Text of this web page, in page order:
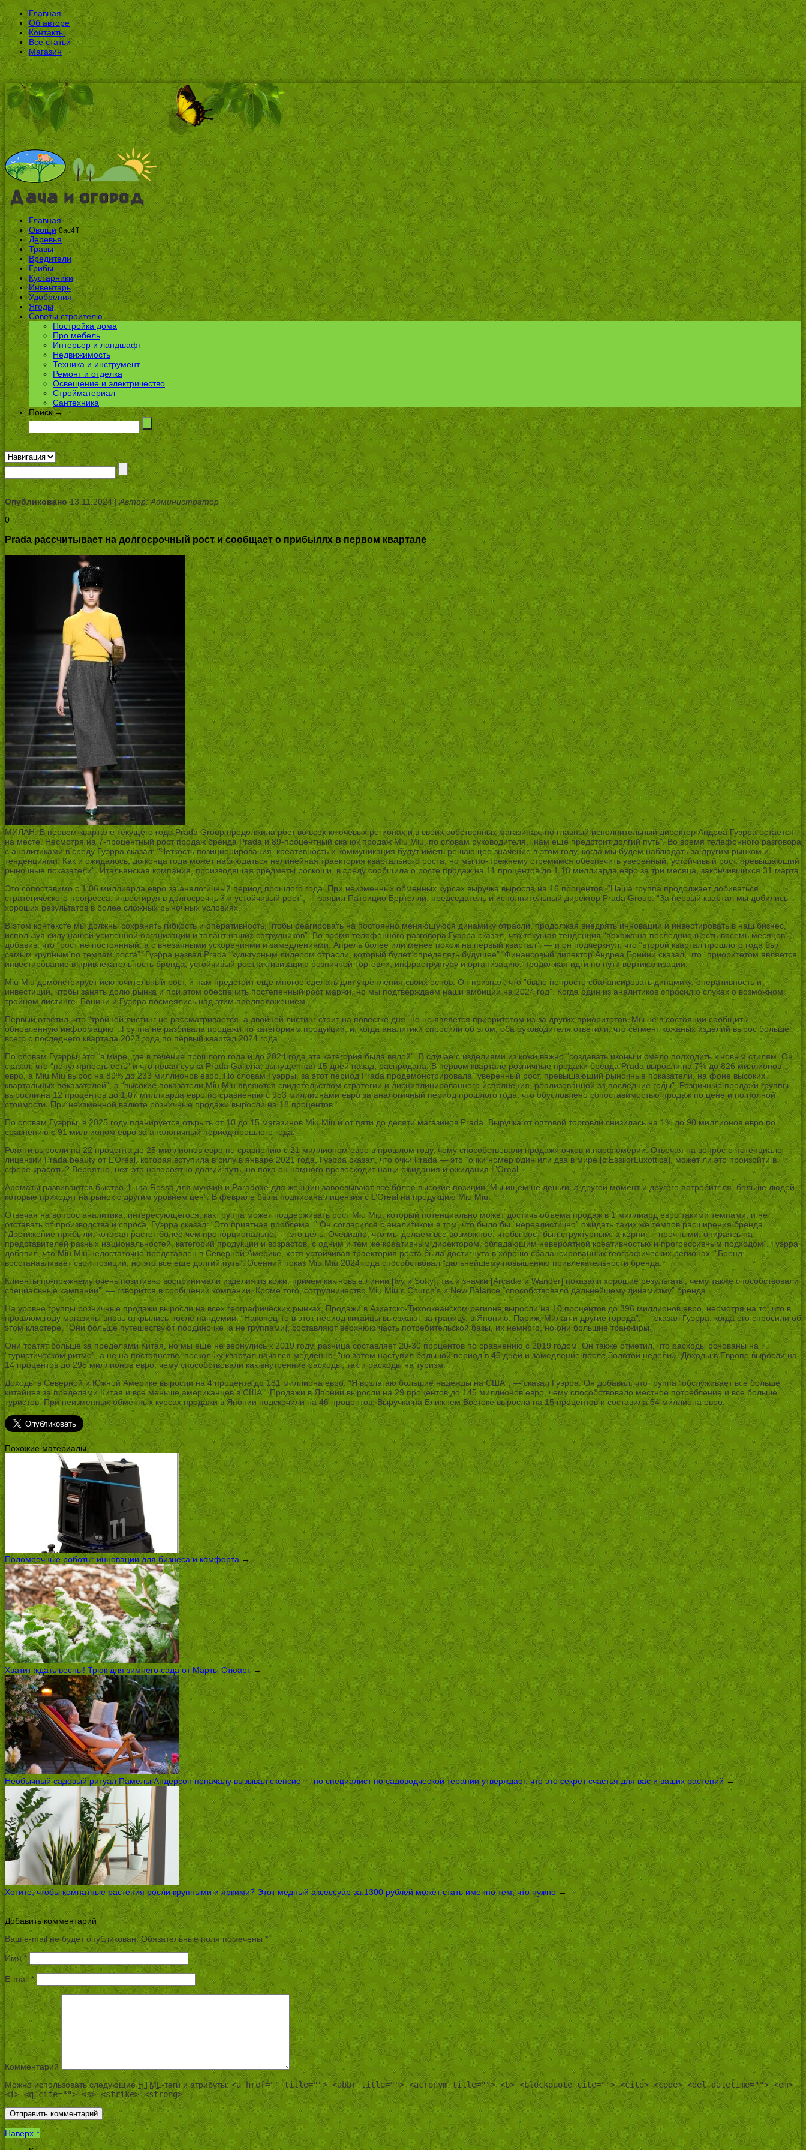
Главная
Об авторе
Контакты
Все статьи
Магазин
Главная
Овощи 0ac4ff
Деревья
Травы
Вредители
Грибы
Кустарники
Инвентарь
Удобрения
Ягоды
Советы строителю
Постройка дома
Про мебель
Интерьер и ландшафт
Недвижимость
Техника и инструмент
Ремонт и отделка
Освещение и электричество
Стройматериал
Сантехника
Поиск →
Опубликовано13.11.2024 |Автор: Администратор
0
Prada рассчитывает на долгосрочный рост и сообщает о прибылях в первом квартале
МИЛАН. В первом квартале текущего года Prada Group продолжила рост во всех ключевых регионах и в своих собственных магазинах, но главный исполнительный директор Андреа Гуэрра остается
на месте. Несмотря на 7-процентный рост продаж бренда Prada и 89-процентный скачок продаж Miu Miu, по словам руководителя, “нам еще предстоит долгий путь”. Во время телефонного разговора
с аналитиками в среду Гуэрра сказал: “Четкость позиционирования, креативность и коммуникация будут иметь решающее значение в этом году, когда мы будем наблюдать за другим рынком и
тенденциями. Как и ожидалось, до конца года может наблюдаться нелинейная траектория квартального роста, но мы по-прежнему стремимся обеспечить уверенный, устойчивый рост, превышающий
рыночные показатели”. Итальянская компания, производящая предметы роскоши, в среду сообщила о росте продаж на 11 процентов до 1,18 миллиарда евро за три месяца, закончившихся 31 марта.
Это сопоставимо с 1,06 миллиарда евро за аналогичный период прошлого года. При неизменных обменных курсах выручка выросла на 16 процентов. “Наша группа продолжает добиваться
стратегического прогресса, инвестируя в долгосрочный и устойчивый рост”, — заявил Патрицио Бертелли, председатель и исполнительный директор Prada Group. “За первый квартал мы добились
хороших результатов в более сложных рыночных условиях.
В этом контексте мы должны сохранять гибкость и оперативность, чтобы реагировать на постоянно меняющуюся динамику отрасли, продолжая внедрять инновации и инвестировать в наш бизнес,
используя силу нашей усиленной организации и талант наших сотрудников”. Во время телефонного разговора Гуэрра сказал, что текущая тенденция “похожа на последние шесть-восемь месяцев”,
добавив, что “рост не постоянный, а с внезапными ускорениями и замедлениями. Апрель более или менее похож на первый квартал”, — и он подчеркнул, что “второй квартал прошлого года был
самым крупным по темпам роста”. Гуэрра назвал Prada “культурным лидером отрасли, который будет определять будущее”. Финансовый директор Андреа Бонини сказал, что “приоритетом является
инвестирование в привлекательность бренда, устойчивый рост, активизацию розничной торговли, инфраструктуру и организацию, продолжая идти по пути вертикализации.
Miu Miu демонстрирует исключительный рост, и нам предстоит еще многое сделать для укрепления своих основ. Он признал, что ”было непросто сбалансировать динамику, оперативность и
инвестиции, чтобы занять долю рынка и при этом обеспечить постепенный рост маржи, но мы подтверждаем наши амбиции на 2024 год”. Когда один из аналитиков спросил о слухах о возможном
тройном листинге, Бонини и Гуэрра посмеялись над этим предположением.
Первый ответил, что “тройной листинг не рассматривается, а двойной листинг стоит на повестке дня, но не является приоритетом из-за других приоритетов. Мы не в состоянии сообщить
обновленную информацию”. Группа не разбивала продажи по категориям продукции, и, когда аналитики спросили об этом, оба руководителя ответили, что сегмент кожаных изделий вырос больше
всего с последнего квартала 2023 года по первый квартал 2024 года.
По словам Гуэрры, это “в мире, где в течение прошлого года и до 2024 года эта категория была вялой”. В случае с изделиями из кожи важно “создавать иконы и смело подходить к новым стилям. Он
сказал, что “популярность есть” и что новая сумка Prada Galleria, выпущенная 15 дней назад, распродана. В первом квартале розничные продажи бренда Prada выросли на 7% до 826 миллионов
евро, а Miu Miu вырос на 89% до 233 миллионов евро. По словам Гуэрры, за этот период Prada продемонстрировала “уверенный рост, превышающий рыночные показатели, на фоне высоких
квартальных показателей”, а “высокие показатели Miu Miu являются свидетельством стратегии и дисциплинированного исполнения, реализованной за последние годы”. Розничные продажи группы
выросли на 12 процентов до 1,07 миллиарда евро по сравнению с 953 миллионами евро за аналогичный период прошлого года, что обусловлено сопоставимостью продаж по цене и по полной
стоимости. При неизменной валюте розничные продажи выросли на 18 процентов.
По словам Гуэрры, в 2025 году планируется открыть от 10 до 15 магазинов Miu Miu и от пяти до десяти магазинов Prada. Выручка от оптовой торговли снизилась на 1% до 90 миллионов евро по
сравнению с 91 миллионом евро за аналогичный период прошлого года.
Роялти выросли на 22 процента до 25 миллионов евро по сравнению с 21 миллионом евро в прошлом году, чему способствовали продажи очков и парфюмерии. Отвечая на вопрос о потенциале
лицензии Prada beauty от L’Oreal, которая вступила в силу в январе 2021 года, Гуэрра сказал, что очки Prada — это “очки номер один или два в мире [с EssilorLuxottica], может ли это произойти в
сфере красоты? Вероятно, нет, это невероятно долгий путь, но пока он намного превосходит наши ожидания и ожидания L’Oreal.
Ароматы развиваются быстро, Luna Rossa для мужчин и Paradoxe для женщин завоевывают все более высокие позиции. Мы ищем не деньги, а другой момент и другого потребителя, больше людей,
которые приходят на рынок с другим уровнем цен”. В феврале была подписана лицензия с L’Oreal на продукцию Miu Miu.
Отвечая на вопрос аналитика, интересующегося, как группа может поддерживать рост Miu Miu, который потенциально может достичь объема продаж в 1 миллиард евро такими темпами, и не
отставать от производства и спроса, Гуэрра сказал: “Это приятная проблема. ” Он согласился с аналитиком в том, что было бы “нереалистично” ожидать таких же темпов расширения бренда.
“Достижение прибыли, которая растет более чем пропорционально, — это цель. Очевидно, что мы делаем все возможное, чтобы рост был структурным, а корни — прочными, опираясь на
представителей разных национальностей, категорий продукции и возрастов, с одним и тем же креативным директором, обладающим невероятной креативностью и прогрессивным подходом”. Гуэрра
добавил, что Miu Miu недостаточно представлен в Северной Америке, хотя устойчивая траектория роста была достигнута в хорошо сбалансированных географических регионах. “Бренд
восстанавливает свои позиции, но это все еще долгий путь”. Осенний показ Miu Miu 2024 года способствовал “дальнейшему повышению привлекательности бренда.
Клиенты по-прежнему очень позитивно воспринимали изделия из кожи, причем как новые линии [Ivy и Softy], так и значки [Arcadie и Wander] показали хорошие результаты, чему также способствовали
специальные кампании”, — говорится в сообщении компании. Кроме того, сотрудничество Miu Miu с Church’s и New Balance “способствовало дальнейшему динамизму” бренда.
На уровне группы розничные продажи выросли на всех географических рынках. Продажи в Азиатско-Тихоокеанском регионе выросли на 10 процентов до 396 миллионов евро, несмотря на то, что в
прошлом году магазины вновь открылись после пандемии. “Наконец-то в этот период китайцы выезжают за границу, в Японию, Париж, Милан и другие города”, — сказал Гуэрра, когда его спросили об
этом кластере. “Они больше путешествуют поодиночке [а не группами], составляют верхнюю часть потребительской базы, их немного, но они большие транжиры.
Они тратят больше за пределами Китая, но мы еще не вернулись к 2019 году, разница составляет 20-30 процентов по сравнению с 2019 годом. Он также отметил, что расходы основаны на
“туристическом ритме”, а не на постоянстве, поскольку квартал начался медленно, “но затем наступил большой период в 45 дней и замедление после Золотой недели». Доходы в Европе выросли на
14 процентов до 295 миллионов евро, чему способствовали как внутренние расходы, так и расходы на туризм.
Доходы в Северной и Южной Америке выросли на 4 процента до 181 миллиона евро. “Я возлагаю большие надежды на США”, — сказал Гуэрра. Он добавил, что группа “обслуживает все больше
китайцев за пределами Китая и все меньше американцев в США”. Продажи в Японии выросли на 29 процентов до 145 миллионов евро, чему способствовало местное потребление и все больше
туристов. При неизменных обменных курсах продажи в Японии подскочили на 46 процентов. Выручка на Ближнем Востоке выросла на 15 процентов и составила 54 миллиона евро.
Похожие материалы
Поломоечные роботы: инновации для бизнеса и комфорта→
Хватит ждать весны! Трюк для зимнего сада от Марты Стюарт→
Необычный садовый ритуал Памелы Андерсон поначалу вызывал скепсис — но специалист по садоводческой терапии утверждает, что это секрет счастья для вас и ваших растений →
Хотите, чтобы комнатные растения росли крупными и яркими? Этот медный аксессуар за 1300 рублей может стать именно тем, что нужно →
Добавить комментарий
Ваш e-mail не будет опубликован.Обязательные поля помечены *
Имя*
E-mail *
Комментарий
Можно использовать следующиеHTML -теги и атрибуты:<a href="" title=""> <abbr title=""> <acronym title=""> <b> <blockquote cite=""> <cite> <code> <del datetime=""> <em>
<i> <q cite=""> <s> <strike> <strong>
Наверх ↑